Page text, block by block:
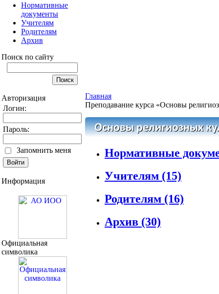
Нормативные
документы
Учителям
Родителям
Архив
Поиск по сайту
Авторизация
Логин:
Пароль:
Запомнить меня
Информация
Официальная
символика
Главная
Преподавание курса «Основы
Нормативные
Учителям (15)
Родителям (16)
Архив (30)